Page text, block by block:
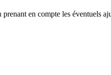
prenant en compte les éventuels